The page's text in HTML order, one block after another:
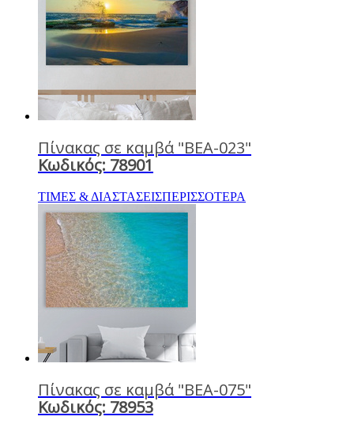
Πίνακας σε καμβά "BEA-023"
Κωδικός: 78901
ΤΙΜΕΣ & ΔΙΑΣΤΑΣΕΙΣΠΕΡΙΣΣΟΤΕΡΑ
Πίνακας σε καμβά "BEA-075"
Κωδικός: 78953